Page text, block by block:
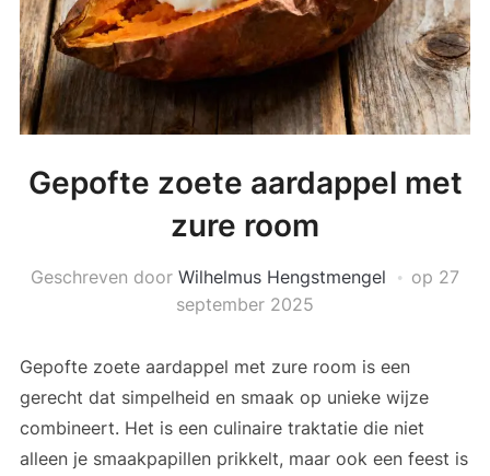
Gepofte zoete aardappel met
zure room
Geschreven door Wilhelmus Hengstmengel op 27
september 2025
Gepofte zoete aardappel met zure room is een
gerecht dat simpelheid en smaak op unieke wijze
combineert. Het is een culinaire traktatie die niet
alleen je smaakpapillen prikkelt, maar ook een feest is